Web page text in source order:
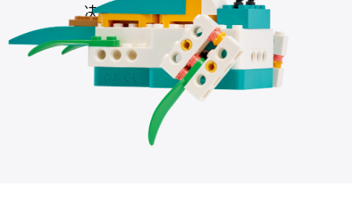
决方案，助力提升教学成果。
联系本地经销商